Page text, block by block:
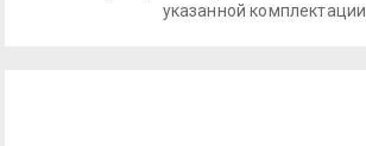
указанной комплектации.